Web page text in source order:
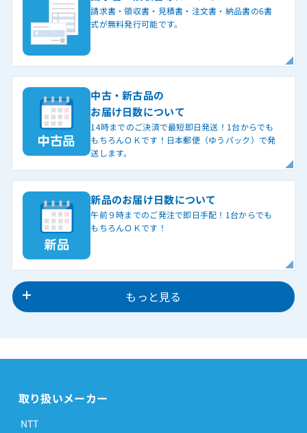
請求書・領収書・見積書・注文書・納品書の6書
式が無料発行可能です。
中古・新古品の
お届け日数について
14時までのご決済で最短即日発送！1台からでも
もちろんＯＫです！日本郵便（ゆうパック）で発
送します。
新品のお届け日数について
午前９時までのご発注で即日手配！1台からでも
もちろんＯＫです！
もっと見る
取り扱いメーカー
NTT